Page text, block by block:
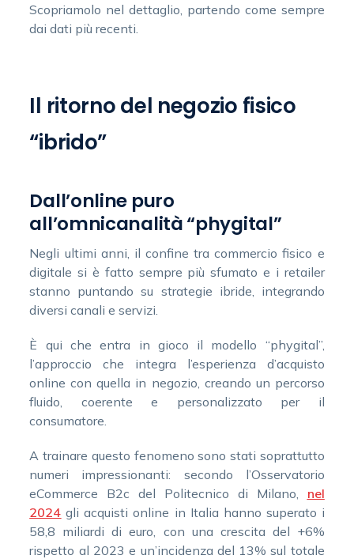
Scopriamolo nel dettaglio, partendo come sempre
dai dati più recenti.
Il ritorno del negozio fisico
“ibrido”
Dall’online puro
all’omnicanalità “phygital”
Negli ultimi anni, il confine tra commercio fisico e
digitale si è fatto sempre più sfumato e i retailer
stanno puntando su strategie ibride, integrando
diversi canali e servizi.
È qui che entra in gioco il modello “phygital”,
l’approccio che integra l’esperienza d’acquisto
online con quella in negozio, creando un percorso
fluido, coerente e personalizzato per il
consumatore.
A trainare questo fenomeno sono stati soprattutto
numeri impressionanti: secondo l’Osservatorio
eCommerce B2c del Politecnico di Milano, nel
2024 gli acquisti online in Italia hanno superato i
58,8 miliardi di euro, con una crescita del +6%
rispetto al 2023 e un’incidenza del 13% sul totale